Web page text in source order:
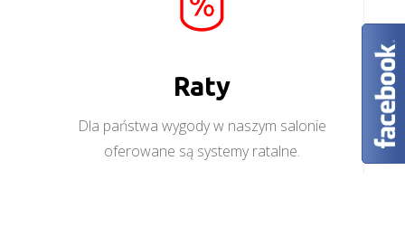
Raty
Dla państwa wygody w naszym salonie
oferowane są systemy ratalne.